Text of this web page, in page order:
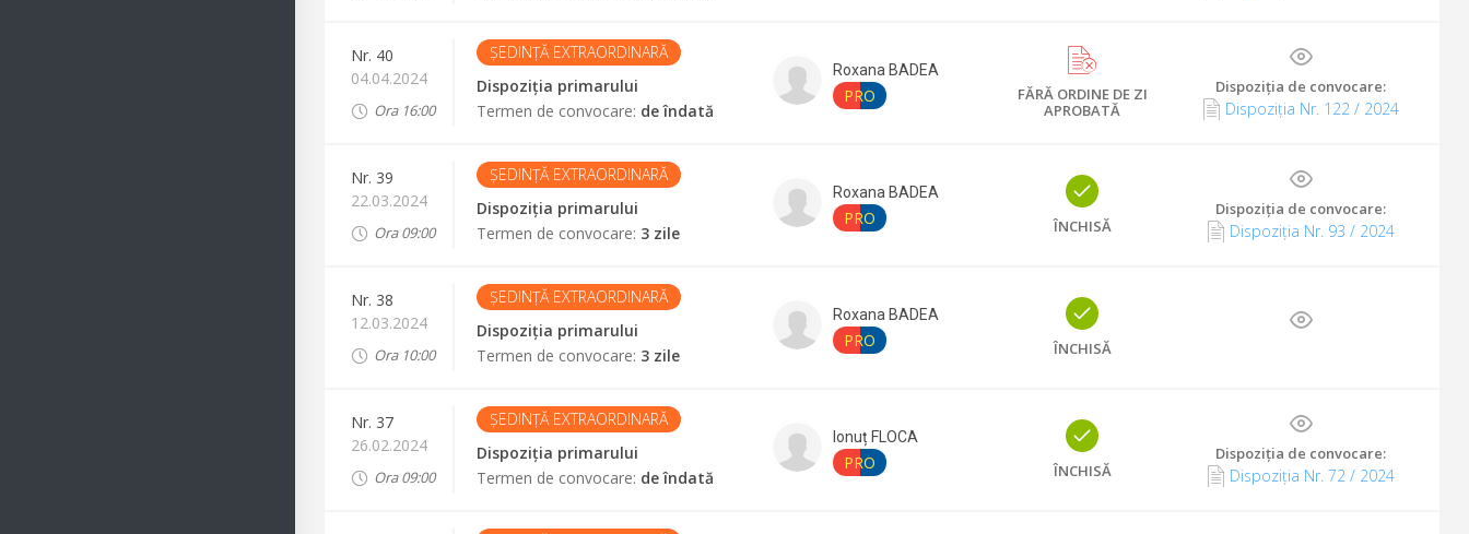
Nr. 40
04.04.2024
Ora 16:00
ȘEDINȚĂ EXTRAORDINARĂ
Dispoziția primarului
Termen de convocare: de îndată
Roxana BADEA
PRO
FĂRĂ ORDINE DE ZI
APROBATĂ
Dispoziția de convocare:
Dispoziția Nr. 122 / 2024
Nr. 39
22.03.2024
Ora 09:00
ȘEDINȚĂ EXTRAORDINARĂ
Dispoziția primarului
Termen de convocare: 3 zile
Roxana BADEA
PRO ÎNCHISĂ
Dispoziția de convocare:
Dispoziția Nr. 93 / 2024
Nr. 38
12.03.2024
Ora 10:00
ȘEDINȚĂ EXTRAORDINARĂ
Dispoziția primarului
Termen de convocare: 3 zile
Roxana BADEA
PRO ÎNCHISĂ
Nr. 37
26.02.2024
Ora 09:00
ȘEDINȚĂ EXTRAORDINARĂ
Dispoziția primarului
Termen de convocare: de îndată
Ionuț FLOCA
PRO ÎNCHISĂ
Dispoziția de convocare:
Dispoziția Nr. 72 / 2024